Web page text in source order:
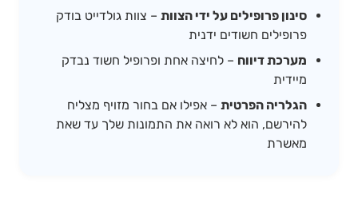
סינון פרופילים על ידי הצוות – צוות גולדייט בודק
פרופילים חשודים ידנית
מערכת דיווח – לחיצה אחת ופרופיל חשוד נבדק
מיידית
הגלריה הפרטית – אפילו אם בחור מזויף מצליח
להירשם, הוא לא רואה את התמונות שלך עד שאת
מאשרת